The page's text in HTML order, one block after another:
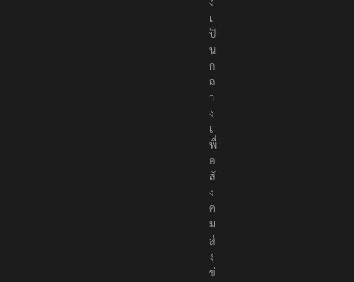
ต้
อ
ง
เ
ป็
น
ก
ล
า
ง
เ
พื่
อ
สั
ง
ค
ม
ส่